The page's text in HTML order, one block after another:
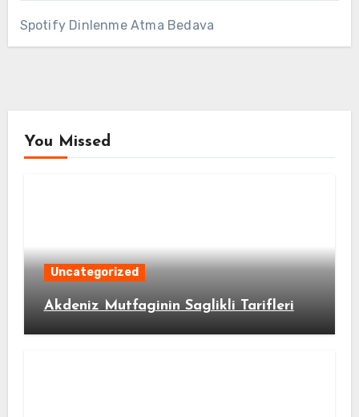
Spotify Dinlenme Atma Bedava
You Missed
Uncategorized
Akdeniz Mutfaginin Saglikli Tarifleri